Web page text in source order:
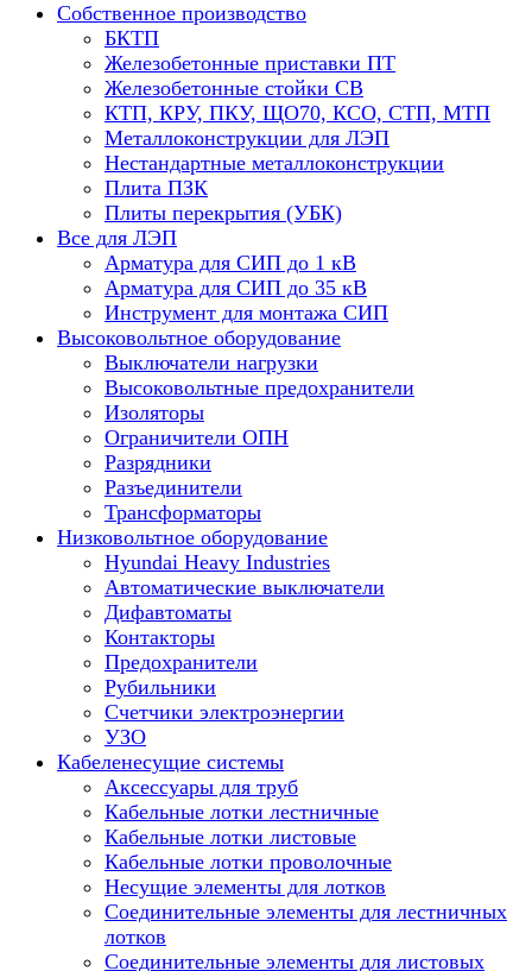
Собственное производство
БКТП
Железобетонные приставки ПТ
Железобетонные стойки СВ
КТП, КРУ, ПКУ, ЩО70, КСО, СТП, МТП
Металлоконструкции для ЛЭП
Нестандартные металлоконструкции
Плита ПЗК
Плиты перекрытия (УБК)
Все для ЛЭП
Арматура для СИП до 1 кВ
Арматура для СИП до 35 кВ
Инструмент для монтажа СИП
Высоковольтное оборудование
Выключатели нагрузки
Высоковольтные предохранители
Изоляторы
Ограничители ОПН
Разрядники
Разъединители
Трансформаторы
Низковольтное оборудование
Hyundai Heavy Industries
Автоматические выключатели
Дифавтоматы
Контакторы
Предохранители
Рубильники
Счетчики электроэнергии
УЗО
Кабеленесущие системы
Аксессуары для труб
Кабельные лотки лестничные
Кабельные лотки листовые
Кабельные лотки проволочные
Несущие элементы для лотков
Соединительные элементы для лестничных
лотков
Соединительные элементы для листовых